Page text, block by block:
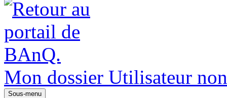
Mon dossier Utilisateur
Sous-menu